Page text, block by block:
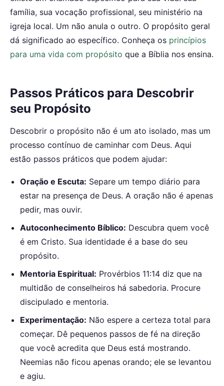
família, sua vocação profissional, seu ministério na
igreja local. Um não anula o outro. O propósito geral
dá significado ao específico. Conheça os princípios
para uma vida com propósito que a Bíblia nos ensina.
Passos Práticos para Descobrir
seu Propósito
Descobrir o propósito não é um ato isolado, mas um
processo contínuo de caminhar com Deus. Aqui
estão passos práticos que podem ajudar:
Oração e Escuta: Separe um tempo diário para
estar na presença de Deus. A oração não é apenas
pedir, mas ouvir.
Autoconhecimento Bíblico: Descubra quem você
é em Cristo. Sua identidade é a base do seu
propósito.
Mentoria Espiritual: Provérbios 11:14 diz que na
multidão de conselheiros há sabedoria. Procure
discipulado e mentoria.
Experimentação: Não espere a certeza total para
começar. Dê pequenos passos de fé na direção
que você acredita que Deus está mostrando.
Neemias não ficou apenas orando; ele se levantou
e agiu.